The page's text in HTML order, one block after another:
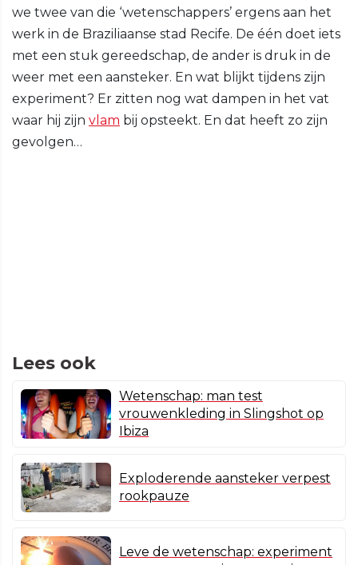
we twee van die ‘wetenschappers’ ergens aan het
werk in de Braziliaanse stad Recife. De één doet iets
met een stuk gereedschap, de ander is druk in de
weer met een aansteker. En wat blijkt tijdens zijn
experiment? Er zitten nog wat dampen in het vat
waar hij zijn vlam bij opsteekt. En dat heeft zo zijn
gevolgen…
Lees ook
Wetenschap: man test
vrouwenkleding in Slingshot op
Ibiza
Exploderende aansteker verpest
rookpauze
Leve de wetenschap: experiment